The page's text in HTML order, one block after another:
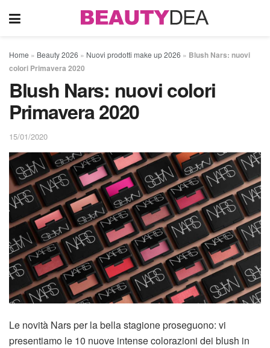
Home » Beauty 2026 » Nuovi prodotti make up 2026 » Blush Nars: nuovi
colori Primavera 2020
Blush Nars: nuovi colori
Primavera 2020
15/01/2020
Le novità Nars per la bella stagione proseguono: vi
presentiamo le 10 nuove intense colorazioni dei blush in